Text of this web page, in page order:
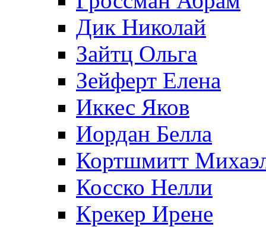
Дик Николай
Зайтц Ольга
Зейферт Елена
Иккес Яков
Иордан Белла
Кортшмитт
Косско Нелли
Крекер Ирене